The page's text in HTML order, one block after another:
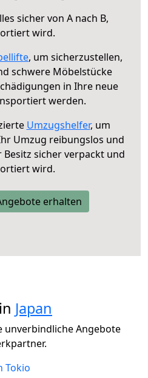
sicher von A nach B,
wird.
, um sicherzustellen,
schwere Möbelstücke
in Ihre neue
werden.
Umzugshelfer, um
Umzug reibungslos und
sicher verpackt und
wird.
erhalten
Japan
unverbindliche Angebote
Tokio